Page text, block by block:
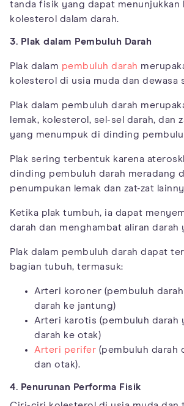
tanda fisik yang dapat menunjukkan
kolesterol dalam darah.
3. Plak dalam Pembuluh Darah
Plak dalam pembuluh darah
kolesterol di usia muda dan dewasa
Plak dalam pembuluh darah
lemak, kolesterol, sel-sel darah, dan
yang menumpuk di dinding
Plak sering terbentuk karena
dinding pembuluh darah meradang
penumpukan lemak dan zat-zat
Ketika plak tumbuh, ia dapat
darah dan menghambat aliran darah
Plak dalam pembuluh darah dapat
bagian tubuh, termasuk:
Arteri koroner (pembuluh
darah ke jantung)
Arteri karotis (pembuluh darah
darah ke otak)
Arteri perifer (pembuluh darah
dan otak).
4. Penurunan Performa Fisik